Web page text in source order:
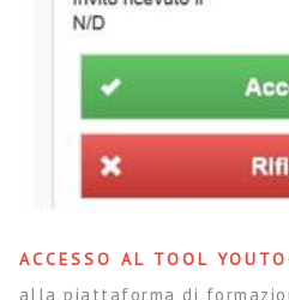
ACCESSO AL TOOL
alla piattaforma di